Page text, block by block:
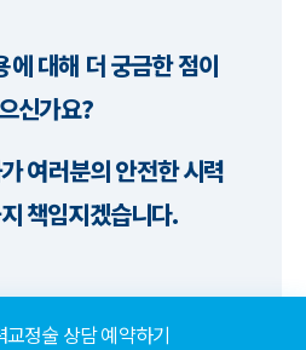
에 대해 더 궁금한 점이
신가요?
여러분의 안전한 시력
책임지겠습니다.
교정술 상담 예약하기